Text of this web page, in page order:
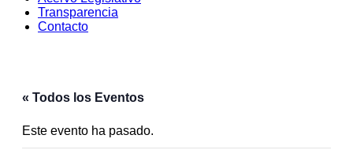
Transparencia
Contacto
« Todos los Eventos
Este evento ha pasado.